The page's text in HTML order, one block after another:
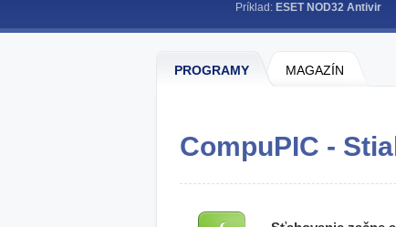
PROGRAMY MAGAZÍN
CompuPIC -
Príklad: ESET NOD32 Antivir